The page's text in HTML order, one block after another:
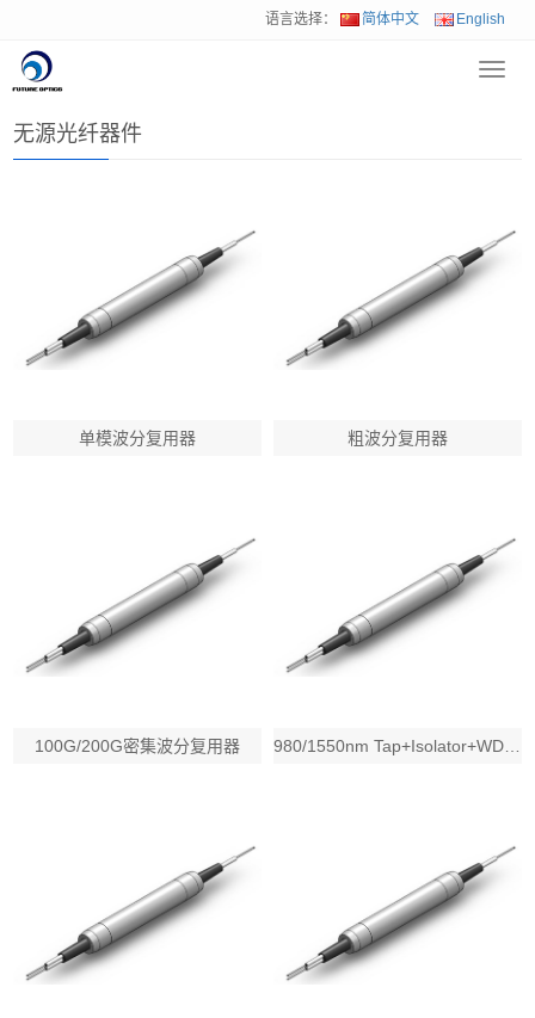
语言选择： 简体中文 English
首页
无源光纤器件
单模波分复用器 粗波分复用器
100G/200G密集波分复用器